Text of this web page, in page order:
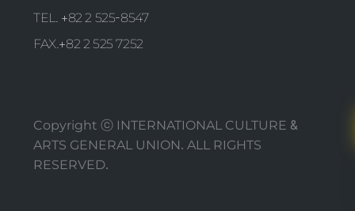
TEL. +82 2 525-8547
FAX.+82 2 525 7252
Copyright ⓒ INTERNATIONAL CULTURE &
ARTS GENERAL UNION. ALL RIGHTS
RESERVED.